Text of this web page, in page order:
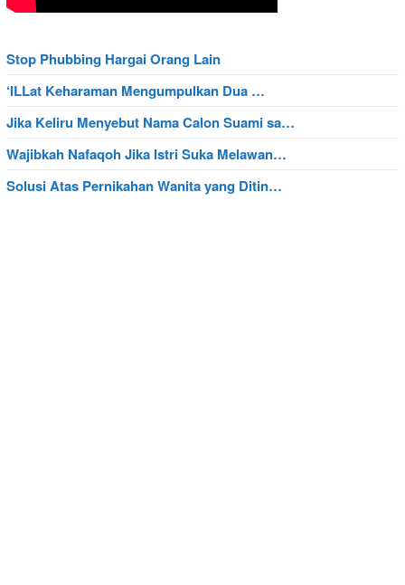
Stop Phubbing Hargai Orang Lain
‘ILLat Keharaman Mengumpulkan Dua …
Jika Keliru Menyebut Nama Calon Suami sa…
Wajibkah Nafaqoh Jika Istri Suka Melawan…
Solusi Atas Pernikahan Wanita yang Ditin…